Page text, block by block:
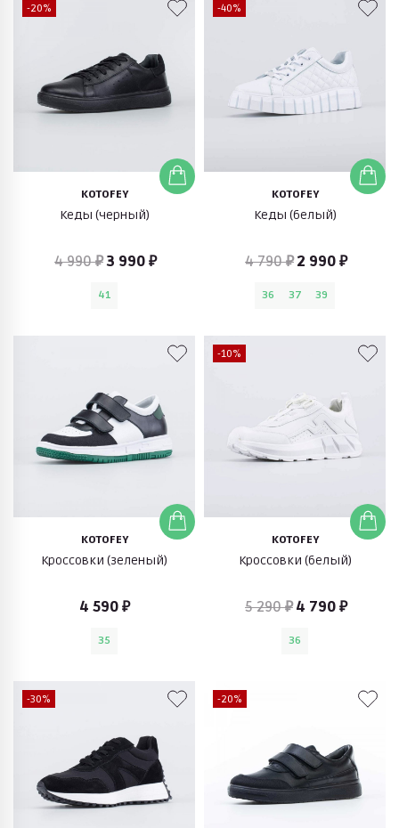
-20%
KOTOFEY
Кеды (черный)
4 990 ₽3 990 ₽
41
-40%
KOTOFEY
Кеды (белый)
4 790 ₽ 2 990 ₽
36 37 39
KOTOFEY
Кроссовки (зеленый)
4 590 ₽
35
-10%
KOTOFEY
Кроссовки (белый)
5 290 ₽ 4 790 ₽
36
-30% -20%